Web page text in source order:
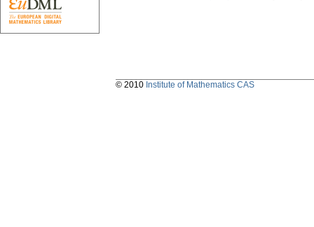
© 2010 Institute of Mathematics CAS